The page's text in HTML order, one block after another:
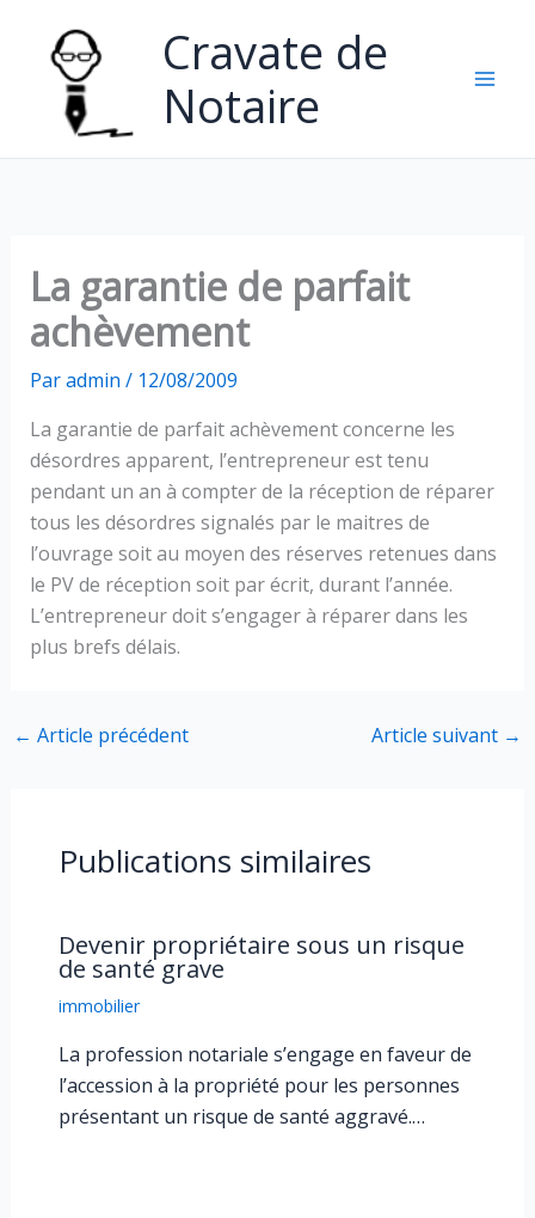
contenu
Cravate de
Notaire
La garantie de parfait
achèvement
Paradmin / 12/08/2009
La garantie de parfait achèvement concerne les
désordres apparent, l’entrepreneur est tenu
pendant un an à compter de la réception de réparer
tous les désordres signalés par le maitres de
l’ouvrage soit au moyen des réserves retenues dans
le PV de réception soit par écrit, durant l’année.
L’entrepreneur doit s’engager à réparer dans les
plus brefs délais.
← Article précédent Article suivant →
Publications similaires
Devenir propriétaire sous un risque
de santé grave
immobilier
La profession notariale s’engage en faveur de
l’accession à la propriété pour les personnes
présentant un risque de santé aggravé.…